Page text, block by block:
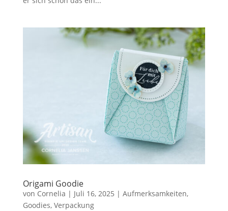
Origami Goodie
von Cornelia | Juli 16, 2025 | Aufmerksamkeiten,
Goodies, Verpackung